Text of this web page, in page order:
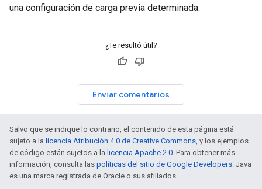
una configuración de carga previa determinada.
¿Te resultó útil?
Enviar comentarios
Salvo que se indique lo contrario, el contenido de esta página está
sujeto a la licencia Atribución 4.0 de Creative Commons, y los ejemplos
de código están sujetos a la licencia Apache 2.0. Para obtener más
información, consulta las políticas del sitio de Google Developers. Java
es una marca registrada de Oracle o sus afiliados.